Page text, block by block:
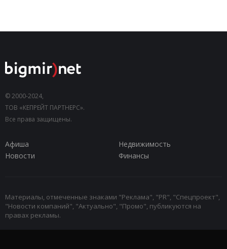
© 2000-2024,
ТОВ «КЕПРЕЙТ ПАРТНЕРС».
Все права защищены.
Афиша
Недвижимость
Новости
Финансы
Материалы, отмеченные знаками "Реклама", "PR", "Спецпроект",
"Новости компаний", "Актуально", "Промо", публикуются на
правах рекламы.